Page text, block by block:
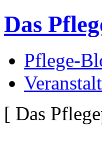
Das
Pflege-
[ Das